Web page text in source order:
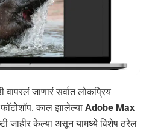
वापरलं जाणारं सर्वात लोकप्रिय
काल झालेल्या Adobe Max
जाहीर केल्या असून यामध्ये विशेष ठरेल